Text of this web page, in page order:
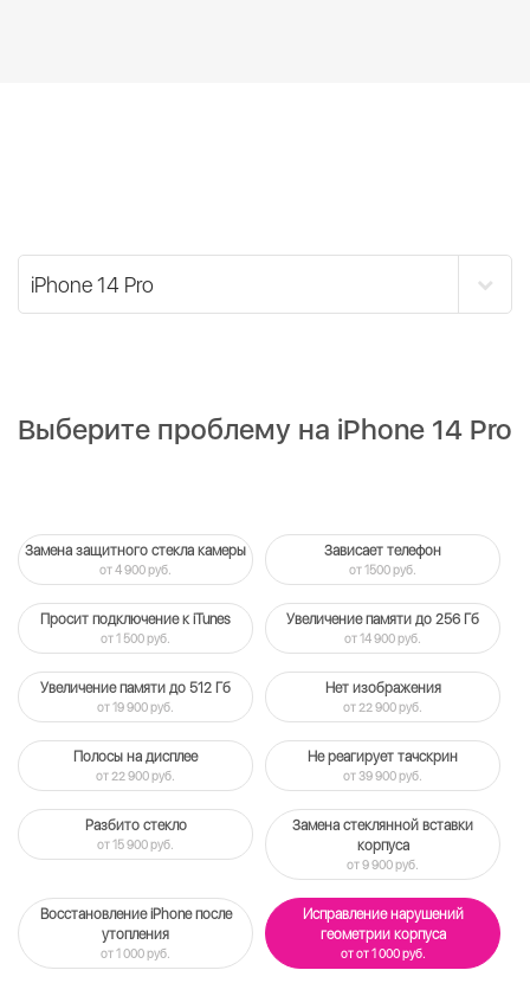
Выберите проблему на iPhone 14 Pro
Замена защитного стекла камеры
от 4 900 руб.
Зависает телефон
от 1500 руб.
Просит подключение к iTunes
от 1 500 руб.
Увеличение памяти до 256 Гб
от 14 900 руб.
Увеличение памяти до 512 Гб
от 19 900 руб.
Нет изображения
от 22 900 руб.
Полосы на дисплее
от 22 900 руб.
Не реагирует тачскрин
от 39 900 руб.
Разбито стекло
от 15 900 руб.
Замена стеклянной вставки
корпуса
от 9 900 руб.
Восстановление iPhone после
утопления
от 1 000 руб.
Исправление нарушений
геометрии корпуса
от от 1 000 руб.